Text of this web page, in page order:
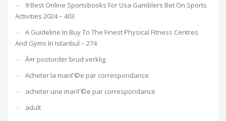
9 Best Online Sportsbooks For Usa Gamblers Bet On Sports
Activities 2024 – 403
A Guideline In Buy To The Finest Physical Fitness Centres
And Gyms In Istanbul – 274
Ã¤r postorder brud verklig
Acheter la mariГ©e par correspondance
acheter une mariГ©e par correspondance
adult